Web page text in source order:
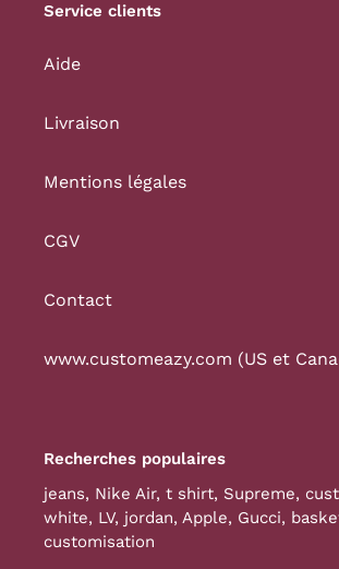
Service clients
Aide
Livraison
Mentions légales
CGV
Contact
www.customeazy.com (US et
Recherches populaires
jeans, Nike Air, t shirt, Supreme,
white, LV, jordan, Apple, Gucci,
customisation